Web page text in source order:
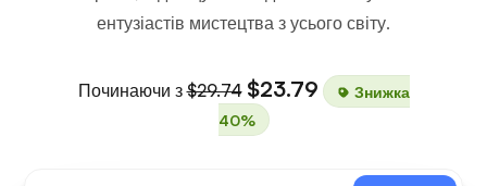
ентузіастів мистецтва з усього світу.
Починаючи з$29.74 $23.79
Знижка
40%